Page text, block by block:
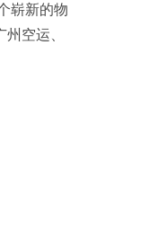
崭新的物
空运、